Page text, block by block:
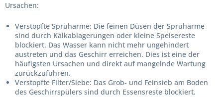
Ursachen:
Verstopfte Sprüharme: Die feinen Düsen der Sprüharme
sind durch Kalkablagerungen oder kleine Speisereste
blockiert. Das Wasser kann nicht mehr ungehindert
austreten und das Geschirr erreichen. Dies ist eine der
häufigsten Ursachen und direkt auf mangelnde Wartung
zurückzuführen.
Verstopfte Filter/Siebe: Das Grob- und Feinsieb am Boden
des Geschirrspülers sind durch Essensreste blockiert.